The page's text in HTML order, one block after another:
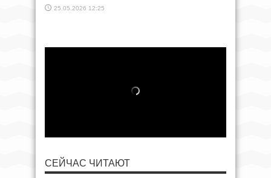
25.05.2026 12:25
СЕЙЧАС ЧИТАЮТ